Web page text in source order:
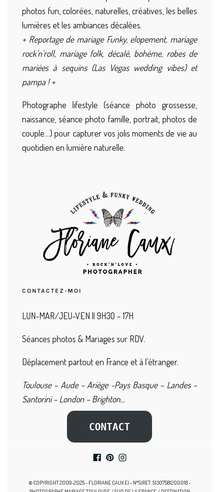
photos fun, colorées, naturelles, créatives, les belles
lumières et les ambiances décalées.
+ Reportage de mariage Funky, elopement, mariage
rock’n’roll, mariage folk, décalé, bohème, robes de
mariées à sequins (Las Vegas wedding vibes) et
pampa ! +
Photographe lifestyle (séance photo grossesse,
naissance, séance photo famille, portrait, photos de
couple…) pour capturer vos jolis moments de vie au
quotidien en lumière naturelle.
CONTACTEZ-MOI
LUN-MAR/JEU-VEN || 9H30 – 17H
Séances photos & Mariages sur RDV.
Déplacement partout en France et à l’étranger.
Toulouse – Aude – Ariège -Pays Basque – Landes –
Santorini – London – Brighton…
CONTACT
© COPYRIGHT 2009-2025 - FLORIANE CAUX EI - N°SIRET: 51307581200018 -